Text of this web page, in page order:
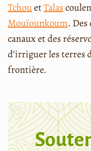
TchouetTalas
Mouïounkoum.
canaux et des
d’irriguer les terres
frontière.